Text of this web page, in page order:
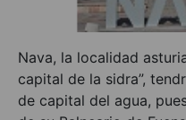
Nava, la localidad
capital de la sidra”,
de capital del agua,